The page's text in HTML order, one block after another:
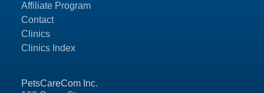
PetsCareCom Inc.
Affiliate Program
Contact
Clinics
Clinics Index